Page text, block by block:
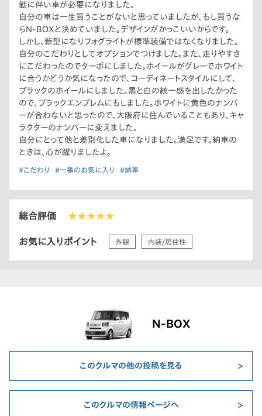
勤に伴い車が必要になりました。
自分の車は一生買うことがないと思っていましたが、もし買うな
らN-BOXと決めていました。デザインがかっこいいからです。
しかし、新型になりフォグライトが標準装備ではなくなりました。
自分のこだわりとしてオプションでつけました。また、走りやすさ
にこだわったのでターボにしました。ホイールがグレーでホワイト
に合うかどうか気になったので、コーディネートスタイルにして、
ブラックのホイールにしました。黒と白の統一感を出したかった
ので、ブラックエンブレムにもしました。ホワイトに黄色のナンバ
ーが合わないと思ったので、大阪府に住んでいることもあり、キャ
ラクターのナンバーに変えました。
自分にとって他と差別化した車になりました。満足です。納車の
ときは、心が躍りましたよ。
#こだわり #一番のお気に入り #納車
総合評価 ★★★★★
お気に入りポイント 外観 内装/居住性
N-BOX
このクルマの他の投稿を見る
このクルマの情報ページへ